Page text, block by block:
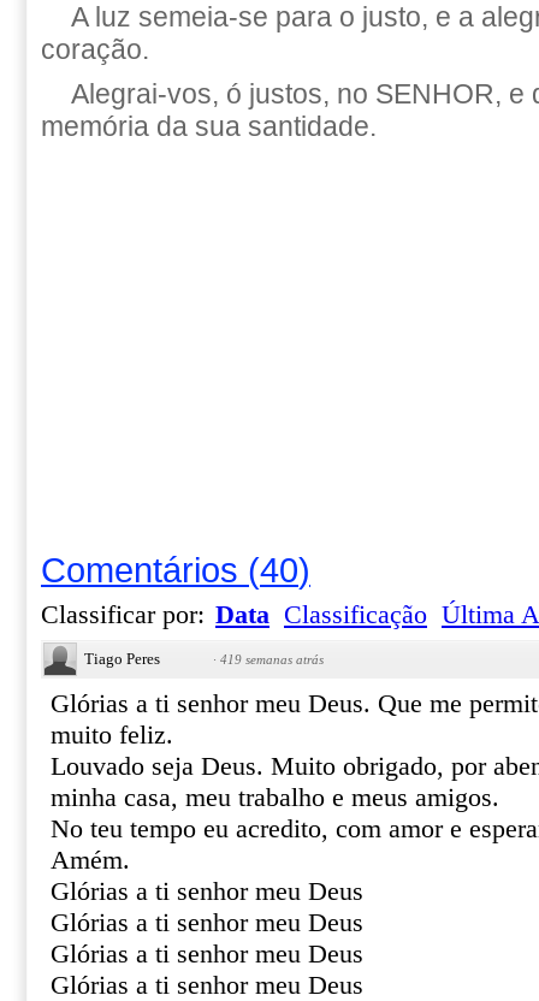
A luz semeia-se para o justo, e a
coração.
Alegrai-vos, ó justos, no SENHOR, e
memória da sua santidade.
Comentários (40)
Classificar por: Data Classificação Última
Tiago Peres · 419 semanas atrás
Glórias a ti senhor meu Deus. Que me
muito feliz.
Louvado seja Deus. Muito obrigado, por
minha casa, meu trabalho e meus amigos.
No teu tempo eu acredito, com amor e
Amém.
Glórias a ti senhor meu Deus
Glórias a ti senhor meu Deus
Glórias a ti senhor meu Deus
Glórias a ti senhor meu Deus